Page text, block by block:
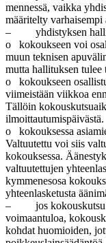
mennessä, vaikka
määritelty varhaisempi
– yhdistyksen
o kokoukseen voi
muun teknisen
mutta hallituksen tulee
o kokoukseen
viimeistään viikkoa
Tällöin
ilmoittautumispäivästä.
o kokouksessa
Valtuutettu voi siis
kokouksessa.
valtuutettujen
kymmenesosa
yhteenlasketusta
– jos kokouskutsu
voimaantuloa,
kohdat huomioiden,